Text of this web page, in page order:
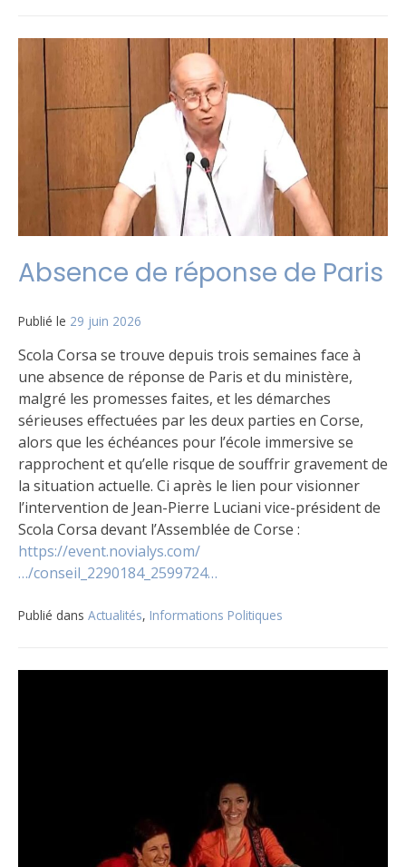
Absence de réponse de Paris
Publié le 29 juin 2026
Scola Corsa se trouve depuis trois semaines face à
une absence de réponse de Paris et du ministère,
malgré les promesses faites, et les démarches
sérieuses effectuées par les deux parties en Corse,
alors que les échéances pour l’école immersive se
rapprochent et qu’elle risque de souffrir gravement de
la situation actuelle. Ci après le lien pour visionner
l’intervention de Jean-Pierre Luciani vice-président de
Scola Corsa devant l’Assemblée de Corse :
https://event.novialys.com/
…/conseil_2290184_2599724…
Publié dans Actualités, Informations Politiques